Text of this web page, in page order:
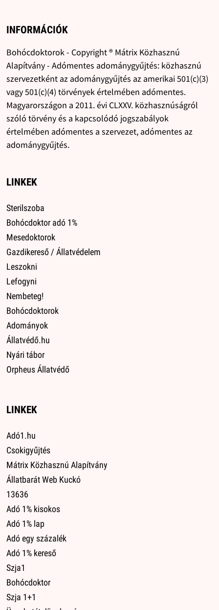
INFORMÁCIÓK
Bohócdoktorok - Copyright ® Mátrix Közhasznú
Alapítvány - Adómentes adománygyűjtés: közhasznú
szervezetként az adománygyűjtés az amerikai 501(c)(3)
vagy 501(c)(4) törvények értelmében adómentes.
Magyarországon a 2011. évi CLXXV. közhasznúságról
szóló törvény és a kapcsolódó jogszabályok
értelmében adómentes a szervezet, adómentes az
adománygyűjtés.
LINKEK
Sterilszoba
Bohócdoktor adó 1%
Mesedoktorok
Gazdikereső / Állatvédelem
Leszokni
Lefogyni
Nembeteg!
Bohócdoktorok
Adományok
Állatvédő.hu
Nyári tábor
Orpheus Állatvédő
LINKEK
Adó1.hu
Csokigyűjtés
Mátrix Közhasznú Alapítvány
Állatbarát Web Kuckó
13636
Adó 1% kisokos
Adó 1% lap
Adó egy százalék
Adó 1% kereső
Szja1
Bohócdoktor
Szja 1+1